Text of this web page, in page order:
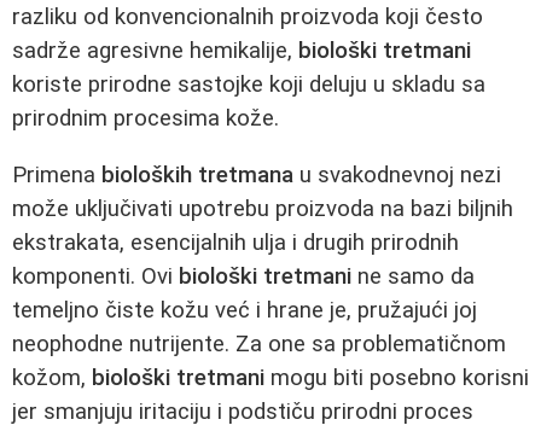
razliku od konvencionalnih proizvoda koji često
sadrže agresivne hemikalije, biološki tretmani
koriste prirodne sastojke koji deluju u skladu sa
prirodnim procesima kože.
Primena bioloških tretmana u svakodnevnoj nezi
može uključivati upotrebu proizvoda na bazi biljnih
ekstrakata, esencijalnih ulja i drugih prirodnih
komponenti. Ovi biološki tretmani ne samo da
temeljno čiste kožu već i hrane je, pružajući joj
neophodne nutrijente. Za one sa problematičnom
kožom, biološki tretmani mogu biti posebno korisni
jer smanjuju iritaciju i podstiču prirodni proces